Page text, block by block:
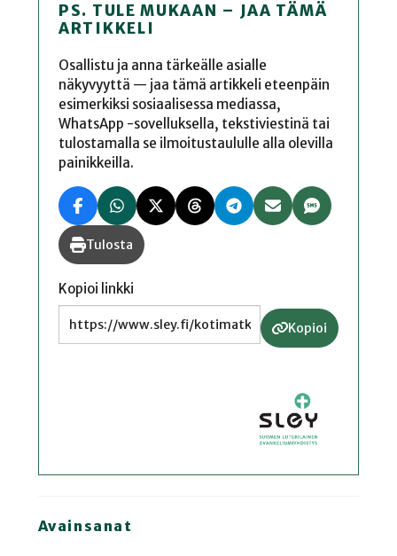
PS. TULE MUKAAN – JAA TÄMÄ
ARTIKKELI
Osallistu ja anna tärkeälle asialle
näkyvyyttä — jaa tämä artikkeli eteenpäin
esimerkiksi sosiaalisessa mediassa,
WhatsApp -sovelluksella, tekstiviestinä tai
tulostamalla se ilmoitustaululle alla olevilla
painikkeilla.
Tulosta
Kopioi linkki
Kopioi
Avainsanat